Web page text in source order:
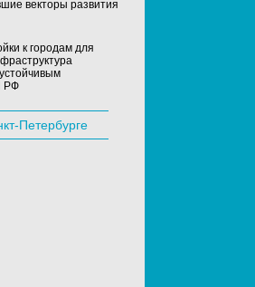
векторы развития
к городам для
РФ
Петербурге